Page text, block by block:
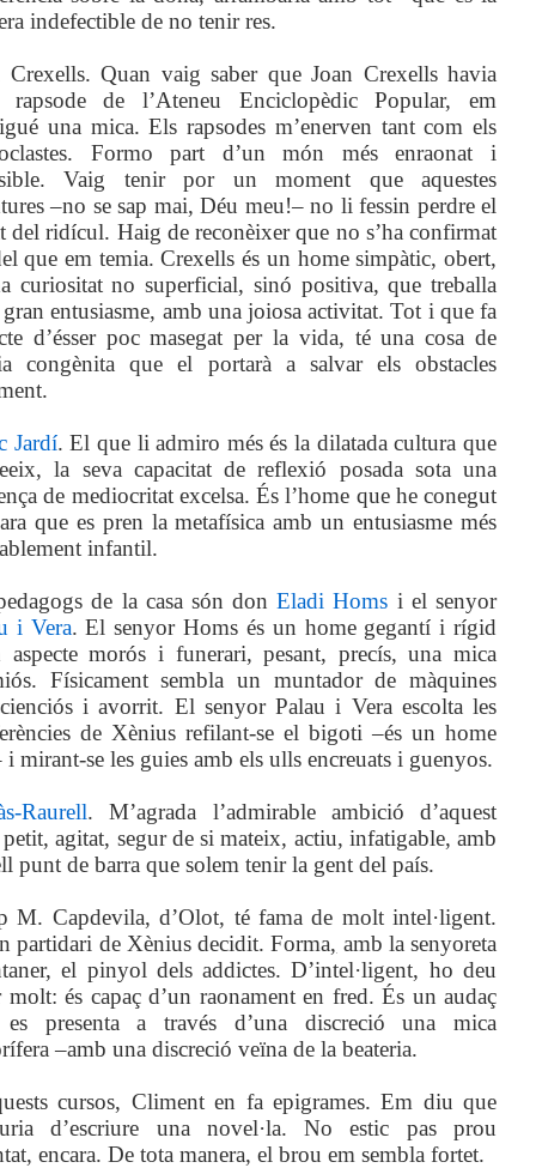
indefectible de no tenir res.
Crexells. Quan vaig saber que Joan Crexells havia
rapsode de l’Ateneu Enciclopèdic Popular, em
una mica. Els rapsodes m’enerven tant com els
Formo part d’un món més enraonat i
Vaig tenir por un moment que aquestes
–no se sap mai, Déu meu!– no li fessin perdre el
del ridícul. Haig de reconèixer que no s’ha confirmat
que em temia. Crexells és un home simpàtic, obert,
curiositat no superficial, sinó positiva, que treballa
entusiasme, amb una joiosa activitat. Tot i que fa
d’ésser poc masegat per la vida, té una cosa de
congènita que el portarà a salvar els obstacles
Jardí. El que li admiro més és la dilatada cultura que
la seva capacitat de reflexió posada sota una
de mediocritat excelsa. És l’home que he conegut
que es pren la metafísica amb un entusiasme més
infantil.
de la casa són donEladi Homs i el senyor
i Vera. El senyor Homs és un home gegantí i rígid
aspecte morós i funerari, pesant, precís, una mica
Físicament sembla un muntador de màquines
i avorrit. El senyor Palau i Vera escolta les
de Xènius refilant-se el bigoti –és un home
i mirant-se les guies amb els ulls encreuats i guenyos.
Raurell. M’agrada l’admirable ambició d’aquest
agitat, segur de si mateix, actiu, infatigable, amb
punt de barra que solem tenir la gent del país.
M. Capdevila, d’Olot, té fama de molt intel·ligent.
partidari de Xènius decidit. Forma, amb la senyoreta
el pinyol dels addictes. D’intel·ligent, ho deu
molt: és capaç d’un raonament en fred. És un audaç
presenta a través d’una discreció una mica
–amb una discreció veïna de la beateria.
cursos, Climent en fa epigrames. Em diu que
d’escriure una novel·la. No estic pas prou
encara. De tota manera, el brou em sembla fortet.